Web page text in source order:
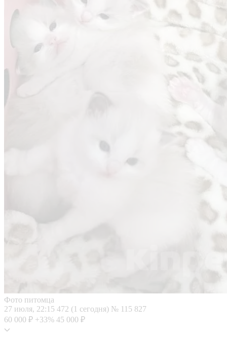
Фото питомца
27 июля, 22:15 472 (1 сегодня) № 115 827
60 000 ₽ +33% 45 000 ₽